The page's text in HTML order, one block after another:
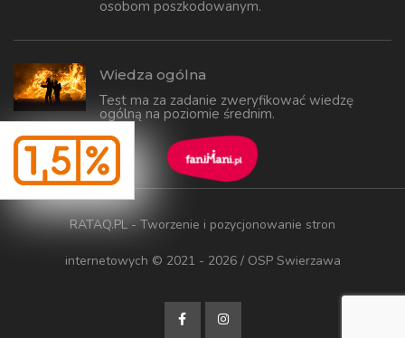
osobom poszkodowanym.
Wiedza ogólna
Test ma za zadanie zweryfikować wiedzę
ogólną na poziomie średnim.
RATAQ.PL - Tworzenie i pozycjonowanie stron
internetowych © 2021 - 2026 / OSP Swierzawa